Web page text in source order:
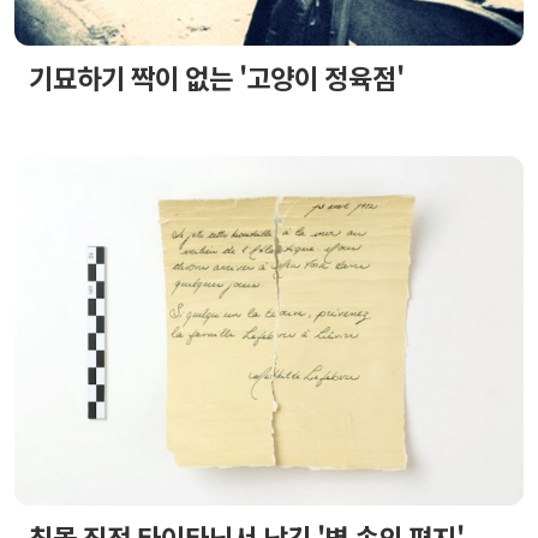
기묘하기 짝이 없는 '고양이 정육점'